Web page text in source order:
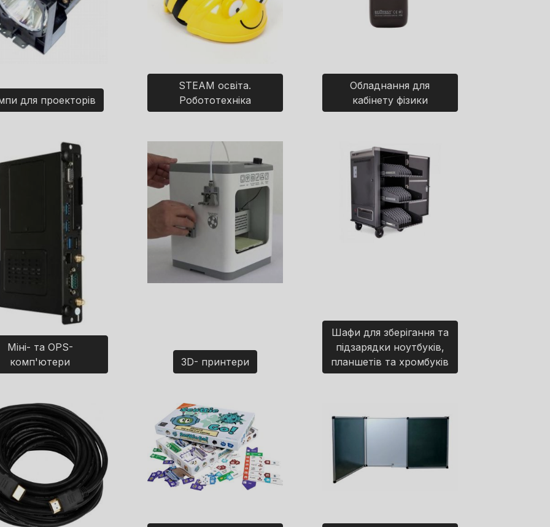
для проекторів
STEAM освіта.
Робототехніка
Обладнання для
кабінету фізики
Міні- та OPS-
комп'ютери
3D- принтери
Шафи для зберігання та
підзарядки ноутбуків,
планшетів та хромбуків